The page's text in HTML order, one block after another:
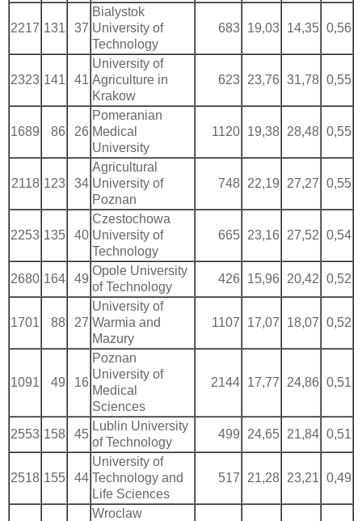
2217 131 37
Bialystok
University of
Technology
683 19,03 14,35 0,56
2323 141 41
University of
Agriculture in
Krakow
623 23,76 31,78 0,55
1689 86 26
Pomeranian
Medical
University
1120 19,38 28,48 0,55
2118 123 34
Agricultural
University of
Poznan
748 22,19 27,27 0,55
2253 135 40
Czestochowa
University of
Technology
665 23,16 27,52 0,54
2680 164 49
Opole University
of Technology
426 15,96 20,42 0,52
1701 88 27
University of
Warmia and
Mazury
1107 17,07 18,07 0,52
1091 49 16
Poznan
University of
Medical
Sciences
2144 17,77 24,86 0,51
2553 158 45
Lublin University
of Technology
499 24,65 21,84 0,51
2518 155 44
University of
Technology and
Life Sciences
517 21,28 23,21 0,49
Wroclaw